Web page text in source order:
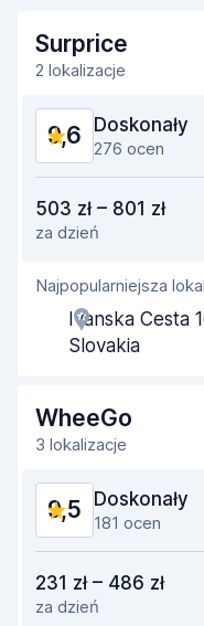
Surprice
2 lokalizacje
9,6 Doskonały
276 ocen
Łatwość znalezienia
Pomocność
Szybkość odbioru
Czystość samochodu
Stan samochodu
503 zł – 801 zł
za dzień
Najpopularniejsza
Ivanska Cesta
Slovakia
WheeGo
3 lokalizacje
9,5 Doskonały
181 ocen
Łatwość znalezienia
231 zł – 486 zł
za dzień